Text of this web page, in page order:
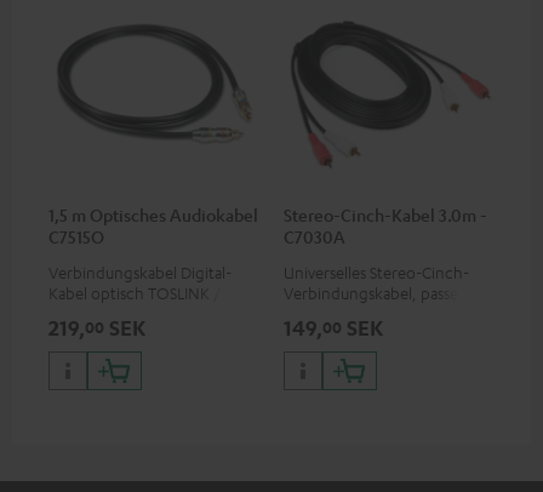
1,5 m Optisches Audiokabel
C7515O
Verbindungskabel Digital-
Kabel optisch TOSLINK / 3,5-
219,00 SEK
Stereo-Cinch-Kabel 3.0m -
C7030A
Universelles Stereo-Cinch-
Verbindungskabel, passend
Buchsen
149,00 SEK